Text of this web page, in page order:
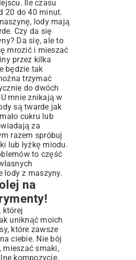
Ile czasu
20 do 40 minut.
lody mają
Czy da się
Da się, ale to
mrozić i mieszać
przez kilka
będzie tak
trzymać
do dwóch
mnie znikają w
są twarde jak
cukru lub
za
razem spróbuj
lub łyżkę miodu.
to część
lody z maszyny.
na
której
uniknąć moich
które zawsze
ciebie. Nie bój
mieszać smaki,
kompozycje.